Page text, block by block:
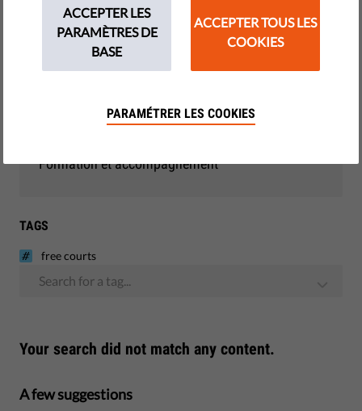
THEMES
Monitoring - UE
Formation et accompagnement
TAGS
free courts
Search for a tag...
Your search did not match any content.
A few suggestions
ACCEPTER LES
PARAMÈTRES DE
BASE
ACCEPTER TOUS LES
COOKIES
PARAMÉTRER LES COOKIES